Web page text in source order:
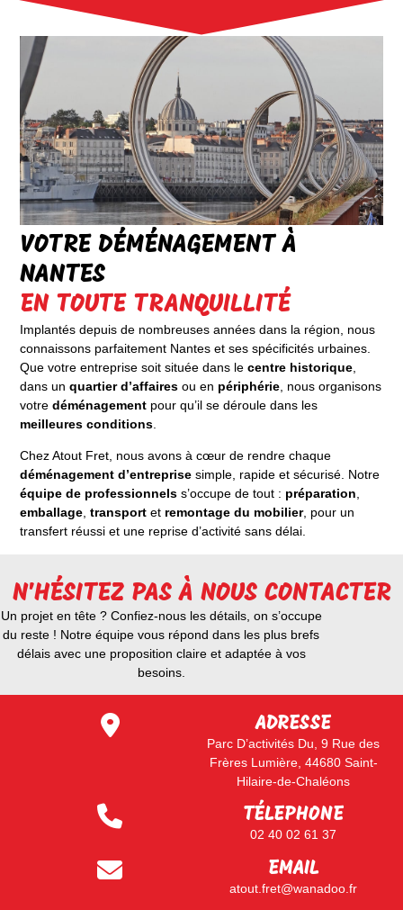
VOTRE DÉMÉNAGEMENT À
NANTES
EN TOUTE TRANQUILLITÉ
Implantés depuis de nombreuses années dans la région, nous
connaissons parfaitement Nantes et ses spécificités urbaines.
Que votre entreprise soit située dans lecentre historique
dans unquartier d’affaires ou en périphérie , nous organisons
votredéménagement pour qu’il se déroule dans les
meilleures conditions
Chez Atout Fret, nous avons à cœur de rendre chaque
déménagement d’entreprise simple, rapide et sécurisé. Notre
équipe de professionnels s’occupe de tout : préparation
emballage ,transport et remontage du mobilier, pour un
transfert réussi et une reprise d’activité sans délai.
N'HÉSITEZ PAS À NOUS CONTACTER
Un projet en tête ? Confiez-nous les détails, on s’occupe
du reste ! Notre équipe vous répond dans les plus brefs
délais avec une proposition claire et adaptée à vos
besoins.
ADRESSE
Parc D’activités Du, 9 Rue des
Frères Lumière, 44680 Saint-
Hilaire-de-Chaléons
TÉLEPHONE
02 40 02 61 37
EMAIL
atout.fret@wanadoo.fr